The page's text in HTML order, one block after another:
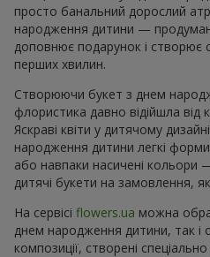
просто банальний дорослий
народження дитини —
доповнює подарунок і створює
перших хвилин.
Створюючи букет з днем
флористика давно відійшла від
Яскраві квіти у дитячому
народження дитини легкі
або навпаки насичені кольори
дитячі букети на замовлення,
На сервісі flowers.ua можна
днем народження дитини, так і
композиції, створені